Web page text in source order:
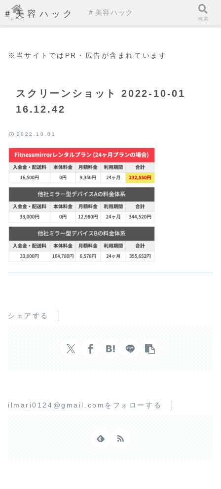
＃美容ハック
※当サイトではPR・広告が含まれています
スクリーンショット 2022-10-01
16.12.42
2022.10.01
シェアする
ilmari0124@gmail.comをフォローする
ホーム
＃美容ハック
検索